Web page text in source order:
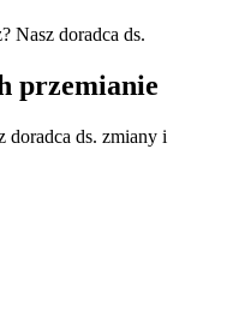
Nasz doradca ds.
przemianie
doradca ds. zmiany i